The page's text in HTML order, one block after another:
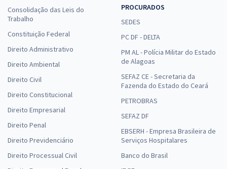
Consolidação das Leis do
Trabalho
Constituição Federal
Direito Administrativo
Direito Ambiental
Direito Civil
Direito Constitucional
Direito Empresarial
Direito Penal
Direito Previdenciário
Direito Processual Civil
PROCURADOS
SEDES
PC DF - DELTA
PM AL - Polícia Militar do Estado
de Alagoas
SEFAZ CE - Secretaria da
Fazenda do Estado do Ceará
PETROBRAS
SEFAZ DF
EBSERH - Empresa Brasileira de
Serviços Hospitalares
Banco do Brasil